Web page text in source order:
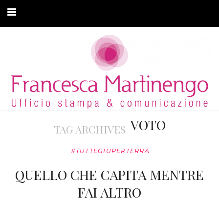
ARTICOLI
MODA ADATTIVA
TAG ARCHIVES VOTO
#TUTTEGIUPERTERRA
QUELLO CHE CAPITA MENTRE
FAI ALTRO